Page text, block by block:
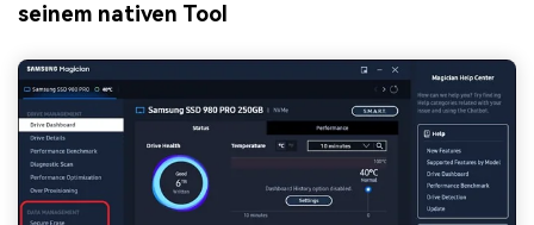
seinem nativen Tool